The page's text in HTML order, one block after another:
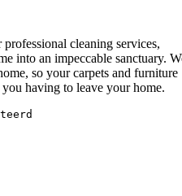
cleaning services,
into an impeccable sanctuary.
so your carpets and furniture
having to leave your home.